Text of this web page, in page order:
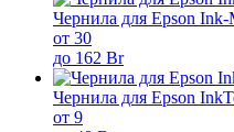
Чернила для Epson
от 30
до 162 Br
Чернила для Epson
от 9